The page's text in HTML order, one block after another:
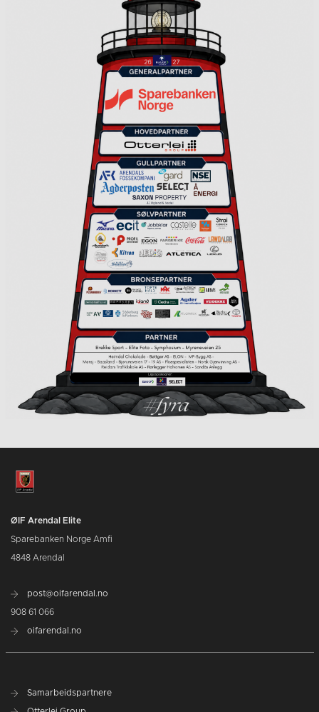
ØIF Arendal Elite
Sparebanken Norge Amfi
4848 Arendal
post@oifarendal.no
908 61 066
oifarendal.no
Samarbeidspartnere